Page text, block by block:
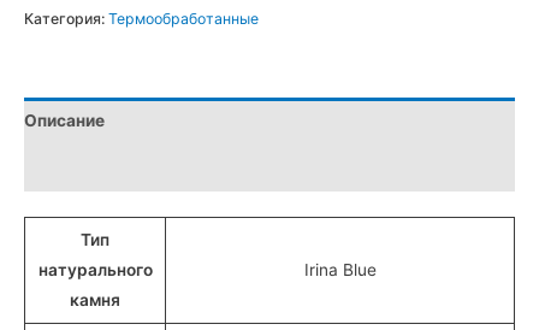
Бордюры
из
лабрадорита
Blue»
(20x8
Категория: Термообработанные
Описание
Тип
натурального
камня
Irina Blue